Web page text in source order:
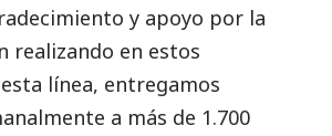
y apoyo por la
realizando en estos
línea, entregamos
a más de 1.700